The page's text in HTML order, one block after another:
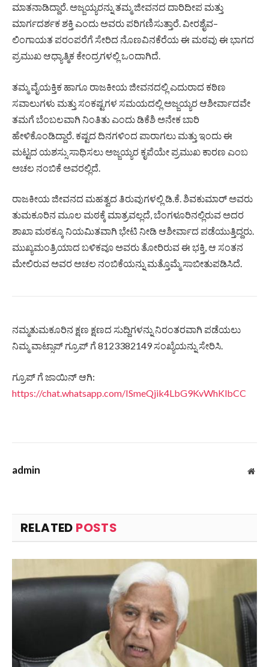
ಮಾತನಾಡಿದ್ದಾರೆ. ಅಜ್ಜಯ್ಯರನ್ನು ತಮ್ಮ ಜೀವನದ ದಾರಿದೀಪ ಮತ್ತು
ಮಾರ್ಗದರ್ಶಕ ಶಕ್ತಿ ಎಂದು ಅವರು ಪರಿಗಣಿಸುತ್ತಾರೆ. ವೀರಶೈವ–
ಲಿಂಗಾಯತ ಪರಂಪರೆಗೆ ಸೇರಿದ ನೊಣವಿನಕೆರೆಯ ಈ ಮಠವು ಈ ಭಾಗದ
ಪ್ರಮುಖ ಆಧ್ಯಾತ್ಮಿಕ ಕೇಂದ್ರಗಳಲ್ಲಿ ಒಂದಾಗಿದೆ.
ತಮ್ಮ ವೈಯಕ್ತಿಕ ಹಾಗೂ ರಾಜಕೀಯ ಜೀವನದಲ್ಲಿ ಎದುರಾದ ಕಠಿಣ
ಸವಾಲುಗಳು ಮತ್ತು ಸಂಕಷ್ಟಗಳ ಸಮಯದಲ್ಲಿ ಅಜ್ಜಯ್ಯರ ಆಶೀರ್ವಾದವೇ
ತಮಗೆ ಬೆಂಬಲವಾಗಿ ನಿಂತಿತು ಎಂದು ಡಿಕೆಶಿ ಅನೇಕ ಬಾರಿ
ಹೇಳಿಕೊಂಡಿದ್ದಾರೆ. ಕಷ್ಟದ ದಿನಗಳಿಂದ ಪಾರಾಗಲು ಮತ್ತು ಇಂದು ಈ
ಮಟ್ಟದ ಯಶಸ್ಸು ಸಾಧಿಸಲು ಅಜ್ಜಯ್ಯರ ಕೃಪೆಯೇ ಪ್ರಮುಖ ಕಾರಣ ಎಂಬ
ಅಚಲ ನಂಬಿಕೆ ಅವರಲ್ಲಿದೆ.
ರಾಜಕೀಯ ಜೀವನದ ಮಹತ್ವದ ತಿರುವುಗಳಲ್ಲಿ ಡಿ.ಕೆ. ಶಿವಕುಮಾರ್ ಅವರು
ತುಮಕೂರಿನ ಮೂಲ ಮಠಕ್ಕೆ ಮಾತ್ರವಲ್ಲದೆ, ಬೆಂಗಳೂರಿನಲ್ಲಿರುವ ಅದರ
ಶಾಖಾ ಮಠಕ್ಕೂ ನಿಯಮಿತವಾಗಿ ಭೇಟಿ ನೀಡಿ ಆಶೀರ್ವಾದ ಪಡೆಯುತ್ತಿದ್ದರು.
ಮುಖ್ಯಮಂತ್ರಿಯಾದ ಬಳಿಕವೂ ಅವರು ತೋರಿರುವ ಈ ಭಕ್ತಿ, ಆ ಸಂತನ
ಮೇಲಿರುವ ಅವರ ಅಚಲ ನಂಬಿಕೆಯನ್ನು ಮತ್ತೊಮ್ಮೆ ಸಾಬೀತುಪಡಿಸಿದೆ.
ನಮ್ಮತುಮಕೂರಿನ ಕ್ಷಣ ಕ್ಷಣದ ಸುದ್ದಿಗಳನ್ನು ನಿರಂತರವಾಗಿ ಪಡೆಯಲು
ನಿಮ್ಮ ವಾಟ್ಸಾಪ್ ಗ್ರೂಪ್ ಗೆ 8123382149 ಸಂಖ್ಯೆಯನ್ನು ಸೇರಿಸಿ.
ಗ್ರೂಪ್ ಗೆ ಜಾಯಿನ್ ಆಗಿ:
https://chat.whatsapp.com/ISmeQjik4LbG9KvWhKlbCC
admin
RELATED POSTS